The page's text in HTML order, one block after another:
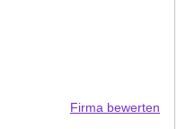
Firma bewerten